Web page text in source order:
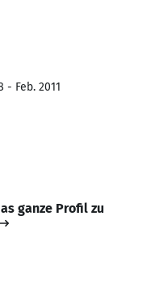
- Feb. 2011
ganze Profil zu